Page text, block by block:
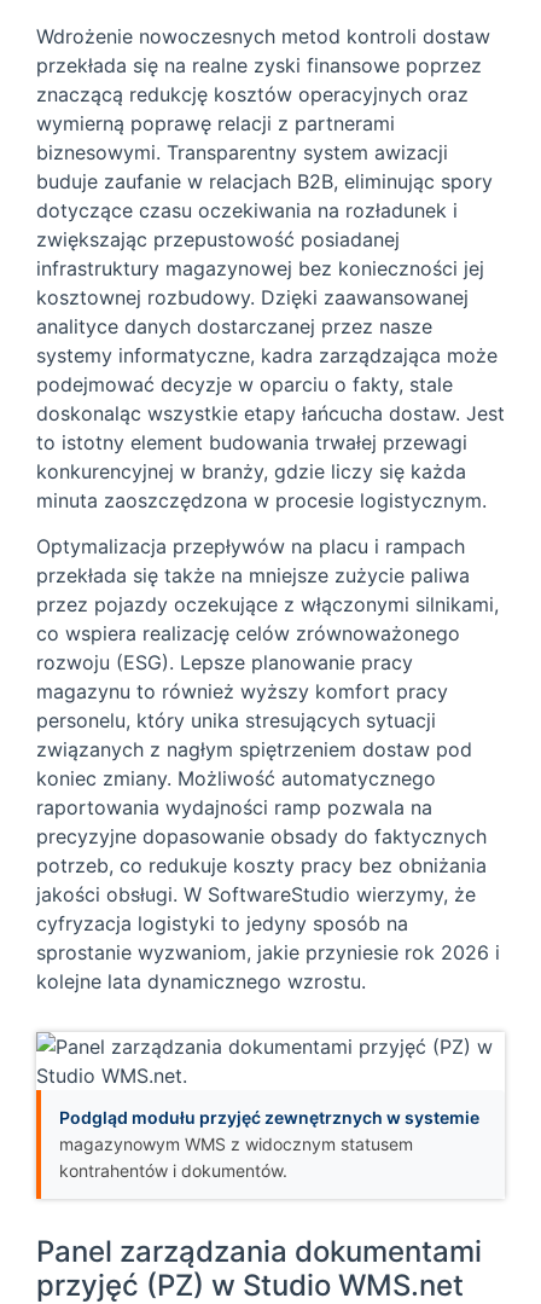
Wdrożenie nowoczesnych metod kontroli dostaw
przekłada się na realne zyski finansowe poprzez
znaczącą redukcję kosztów operacyjnych oraz
wymierną poprawę relacji z partnerami
biznesowymi. Transparentny system awizacji
buduje zaufanie w relacjach B2B, eliminując spory
dotyczące czasu oczekiwania na rozładunek i
zwiększając przepustowość posiadanej
infrastruktury magazynowej bez konieczności jej
kosztownej rozbudowy. Dzięki zaawansowanej
analityce danych dostarczanej przez nasze
systemy informatyczne, kadra zarządzająca może
podejmować decyzje w oparciu o fakty, stale
doskonaląc wszystkie etapy łańcucha dostaw. Jest
to istotny element budowania trwałej przewagi
konkurencyjnej w branży, gdzie liczy się każda
minuta zaoszczędzona w procesie logistycznym.
Optymalizacja przepływów na placu i rampach
przekłada się także na mniejsze zużycie paliwa
przez pojazdy oczekujące z włączonymi silnikami,
co wspiera realizację celów zrównoważonego
rozwoju (ESG). Lepsze planowanie pracy
magazynu to również wyższy komfort pracy
personelu, który unika stresujących sytuacji
związanych z nagłym spiętrzeniem dostaw pod
koniec zmiany. Możliwość automatycznego
raportowania wydajności ramp pozwala na
precyzyjne dopasowanie obsady do faktycznych
potrzeb, co redukuje koszty pracy bez obniżania
jakości obsługi. W SoftwareStudio wierzymy, że
cyfryzacja logistyki to jedyny sposób na
sprostanie wyzwaniom, jakie przyniesie rok 2026 i
kolejne lata dynamicznego wzrostu.
Podgląd modułu przyjęć zewnętrznych w systemie
magazynowym WMS z widocznym statusem
kontrahentów i dokumentów.
Panel zarządzania dokumentami
przyjęć (PZ) w Studio WMS.net